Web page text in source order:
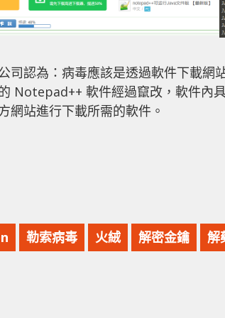
司認為：病毒應該是透過軟件下載網
Notepad++ 軟件經過竄改，軟件內
網站進行下載所需的軟件。
勒索病毒 火絨 解密金鑰 解